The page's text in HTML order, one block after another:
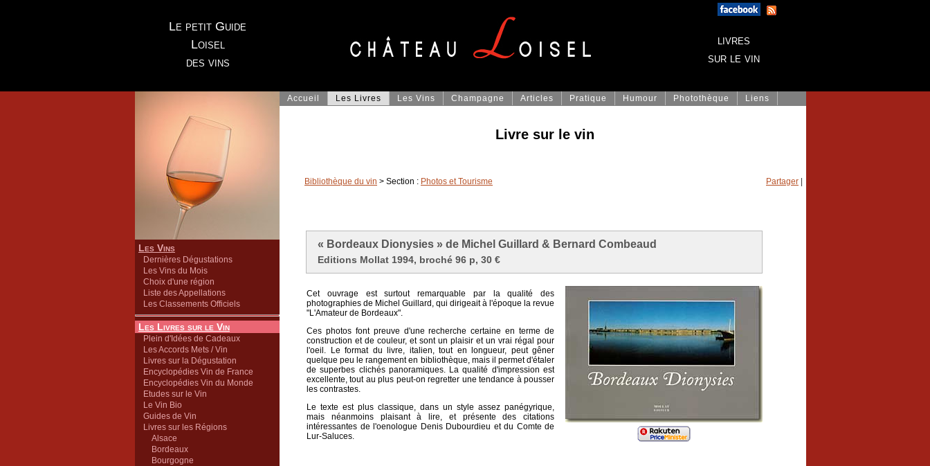
Le petit Guide
Loisel
des vins
livres
sur le vin
Les Vins
Dernières Dégustations
Les Vins du Mois
Choix d'une région
Liste des Appellations
Les Classements Officiels
Les Livres sur le Vin
Plein d'Idées de Cadeaux
Les Accords Mets / Vin
Livres sur la Dégustation
Encyclopédies Vin de France
Encyclopédies Vin du Monde
Etudes sur le Vin
Le Vin Bio
Guides de Vin
Livres sur les Régions
Alsace
Bordeaux
Bourgogne
Accueil Les Livres Les Vins Champagne Articles Pratique Humour Photothèque Liens
Livre sur le vin
Partager
Bibliothèque du vin > Section : Photos et Tourisme
« Bordeaux Dionysies » de Michel Guillard & Bernard Combeaud
Editions Mollat 1994, broché 96 p, 30 €
Cet ouvrage est surtout remarquable par la qualité des
photographies de Michel Guillard, qui dirigeait à l'époque la revue
"L'Amateur de Bordeaux".
Ces photos font preuve d'une recherche certaine en terme de
construction et de couleur, et sont un plaisir et un vrai régal pour
l'oeil. Le format du livre, italien, tout en longueur, peut gêner
quelque peu le rangement en bibliothèque, mais il permet d'étaler
de superbes clichés panoramiques. La qualité d'impression est
excellente, tout au plus peut-on regretter une tendance à pousser
les contrastes.
Le texte est plus classique, dans un style assez panégyrique,
mais néanmoins plaisant à lire, et présente des citations
intéressantes de l'oenologue Denis Dubourdieu et du Comte de
Lur-Saluces.